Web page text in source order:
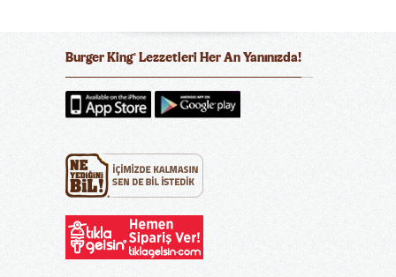
Burger King® Lezzetleri Her An Yanınızda!